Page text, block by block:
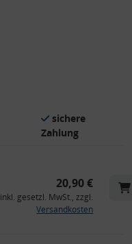
sichere
Zahlung
20,90 €
inkl. gesetzl. MwSt., zzgl.
Versandkosten